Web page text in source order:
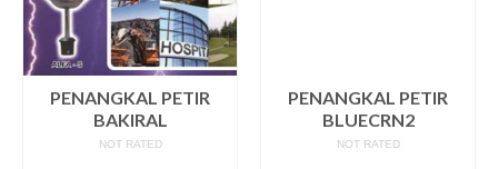
PENANGKAL PETIR
BAKIRAL
NOT RATED
PENANGKAL PETIR
BLUECRN2
NOT RATED